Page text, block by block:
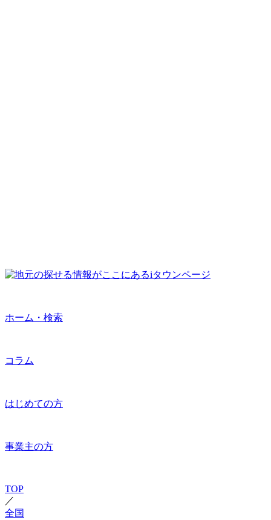
ホーム・検索
コラム
はじめての方
事業主の方
TOP
／
全国